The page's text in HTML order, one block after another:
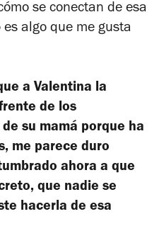
se conectan de esa
algo que me gusta
a Valentina la
de los
su mamá porque ha
me parece duro
ahora a que
que nadie se
hacerla de esa